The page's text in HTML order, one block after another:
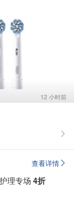
12 小时前
查看详情
理专场 4折